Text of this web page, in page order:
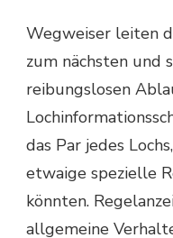
Wegweiser leiten
zum nächsten und
reibungslosen
das Par jedes
etwaige spezielle
könnten.
allgemeine